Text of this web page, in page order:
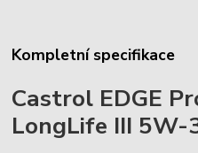
Kompletní specifikace
Castrol EDGE
LongLife III 5W-